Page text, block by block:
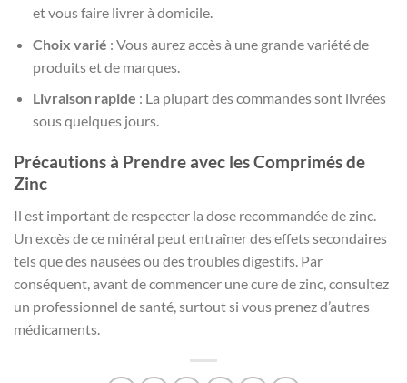
et vous faire livrer à domicile.
Choix varié : Vous aurez accès à une grande variété de
produits et de marques.
Livraison rapide : La plupart des commandes sont livrées
sous quelques jours.
Précautions à Prendre avec les Comprimés de
Zinc
Il est important de respecter la dose recommandée de zinc.
Un excès de ce minéral peut entraîner des effets secondaires
tels que des nausées ou des troubles digestifs. Par
conséquent, avant de commencer une cure de zinc, consultez
un professionnel de santé, surtout si vous prenez d’autres
médicaments.